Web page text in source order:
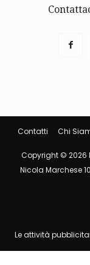
Contatti Chi
Copyright © 2026
Nicola Marchese
Le attività